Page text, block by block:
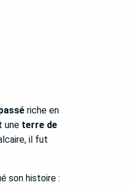
riche en
une terre de
il fut
son histoire :